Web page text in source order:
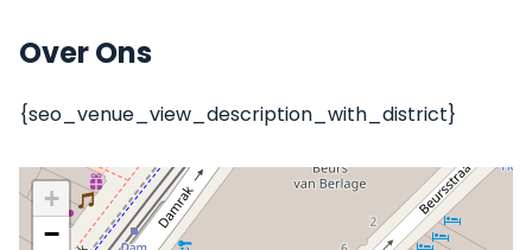
Over Ons
{seo_venue_view_description_with_district}
+
−